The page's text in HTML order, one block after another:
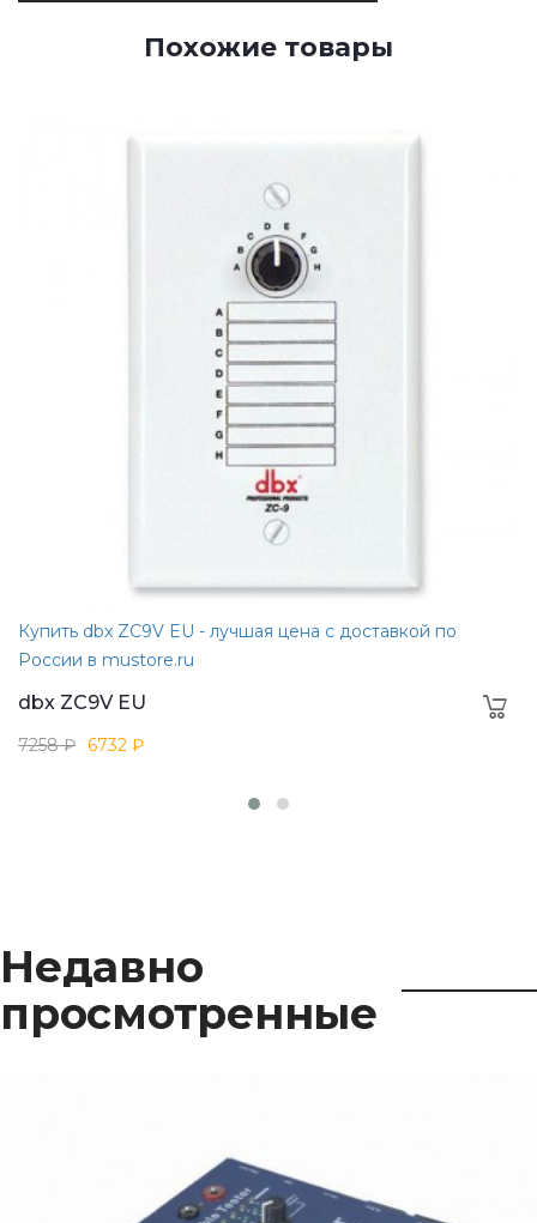
Похожие товары
Купить dbx ZC9V EU - лучшая цена с доставкой по
России в mustore.ru
dbx ZC9V EU
7258 ₽ 6732 ₽
Недавно
просмотренные